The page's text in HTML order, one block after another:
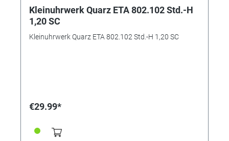
Kleinuhrwerk Quarz ETA 802.102 Std.-H
1,20 SC
Kleinuhrwerk Quarz ETA 802.102 Std.-H 1,20 SC
€29.99*